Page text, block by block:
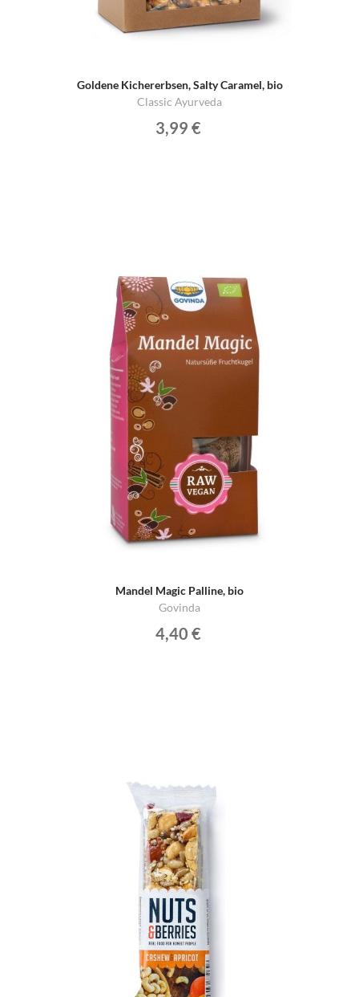
Goldene Kichererbsen, Salty Caramel, bio
Classic Ayurveda
3,99 €
Mandel Magic Palline, bio
Govinda
4,40 €